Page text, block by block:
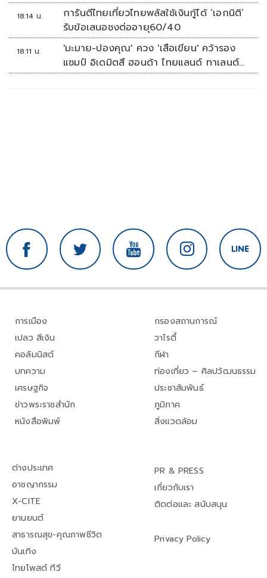
18:14 น.
การันตีไทยเที่ยวไทยพลัสใช้เงินกู้ได้ ‘เอกนิติ’
รับข้อเสนอชงต่ออายุ60/40
18:11 น.
'มะมาย-ปองคุณ' ควง 'เสือเขียน' คว้ารอง
แชมป์ อิเดมิตสึ ฮอนด้า ไทยแลนด์ ทาเลนต์
คัพ สนาม 3
การเมือง
เปลว สีเงิน
คอลัมนิสต์
บทความ
เศรษฐกิจ
ข่าวพระราชสำนัก
หนังสือพิมพ์
กรองสถานการณ์
วาไรตี้
กีฬา
ท่องเที่ยว – ศิลปวัฒนธรรม
ประชาสัมพันธ์
ภูมิภาค
สิ่งแวดล้อม
ต่างประเทศ
อาชญากรรม
X-CITE
ยานยนต์
สาธารณสุข-คุณภาพชีวิต
บันเทิง
ไทยโพสต์ ทีวี
PR & PRESS
เกี่ยวกับเรา
ติดต่อและ สนับสนุน
Privacy Policy